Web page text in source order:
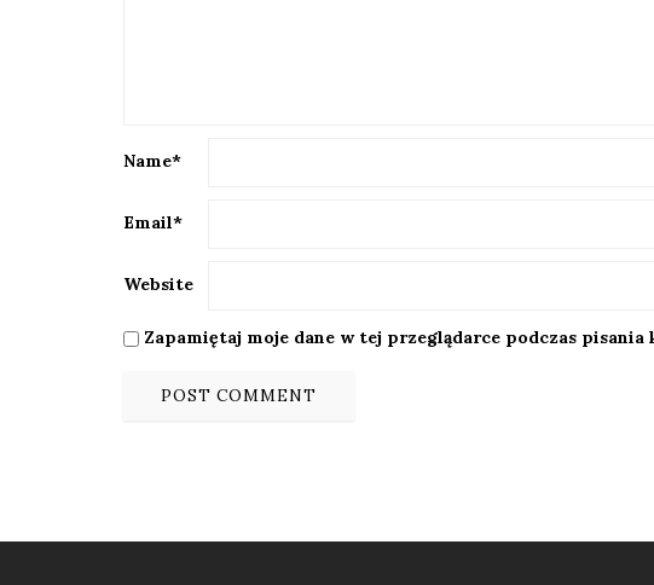
Name*
Email*
Website
Zapamiętaj moje dane w tej przeglądarce podczas